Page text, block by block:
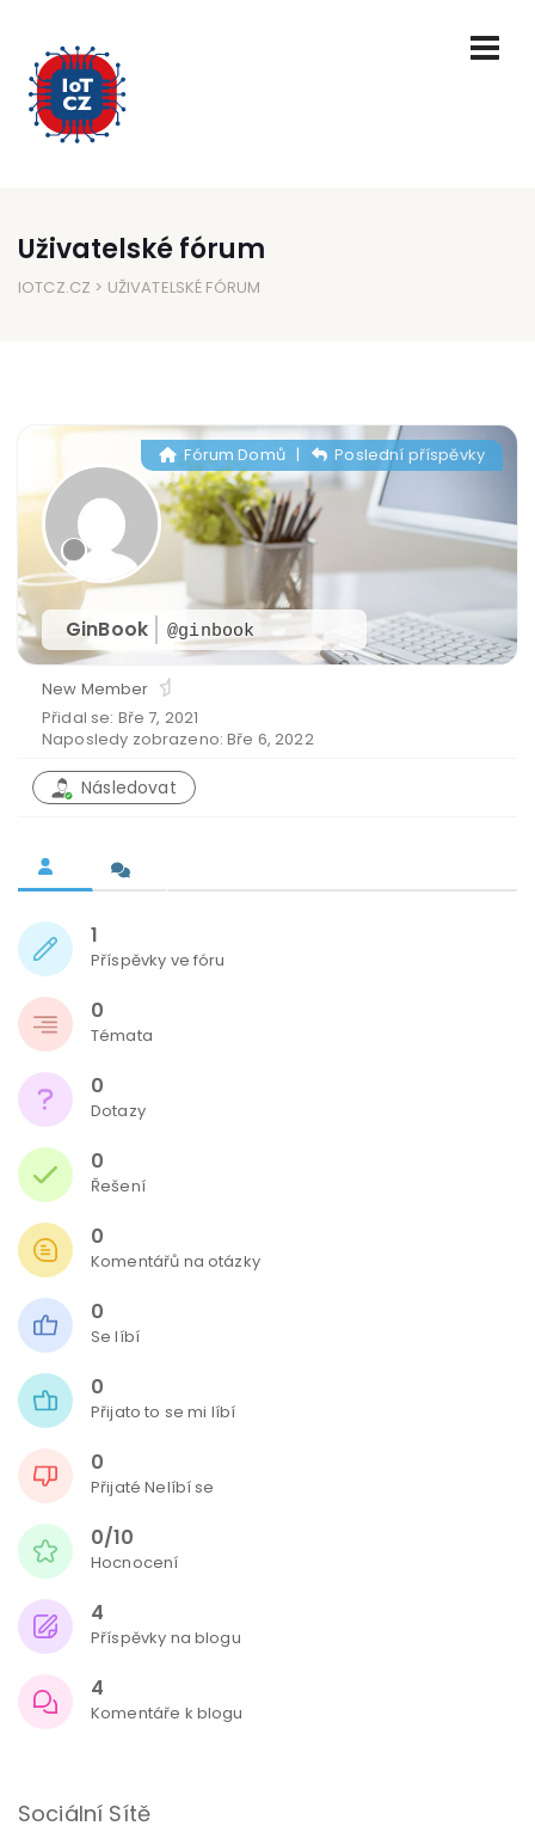
Uživatelské fórum
IOTCZ.CZ > UŽIVATELSKÉ FÓRUM
GinBook @ginbook
Fórum Domů| Poslední příspěvky
New Member
Přidal se: Bře 7, 2021
Naposledy zobrazeno: Bře 6, 2022
Následovat
1
Příspěvky ve fóru
0
Témata
0
Dotazy
0
Řešení
0
Komentářů na otázky
0
Se líbí
0
Přijato to se mi líbí
0
Přijaté Nelíbí se
0/10
Hocnocení
4
Příspěvky na blogu
4
Komentáře k blogu
Sociální Sítě